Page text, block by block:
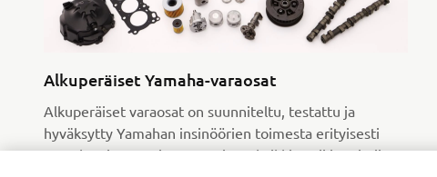
Alkuperäiset Yamaha-varaosat
Alkuperäiset varaosat on suunniteltu, testattu ja
hyväksytty Yamahan insinöörien toimesta erityisesti
Yamaha-ajoneuvoja varten, jotta kaikki sopii ja toimii